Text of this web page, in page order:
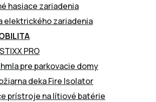
hasiace zariadenia
elektrického zariadenia
PRO
pre parkovacie domy
deka Fire Isolator
prístroje na lítiové batérie